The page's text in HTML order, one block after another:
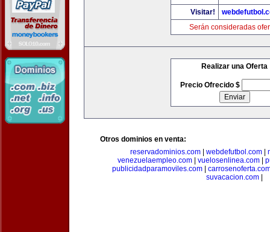
Visitar!
Serán consideradas
Realizar una Oferta
Precio Ofrecido $
Otros dominios en venta:
reservadominios.com
webdefutbol.com
venezuelaempleo.com
vuelosenlinea.com
publicidadparamoviles.com
suvacacion.com